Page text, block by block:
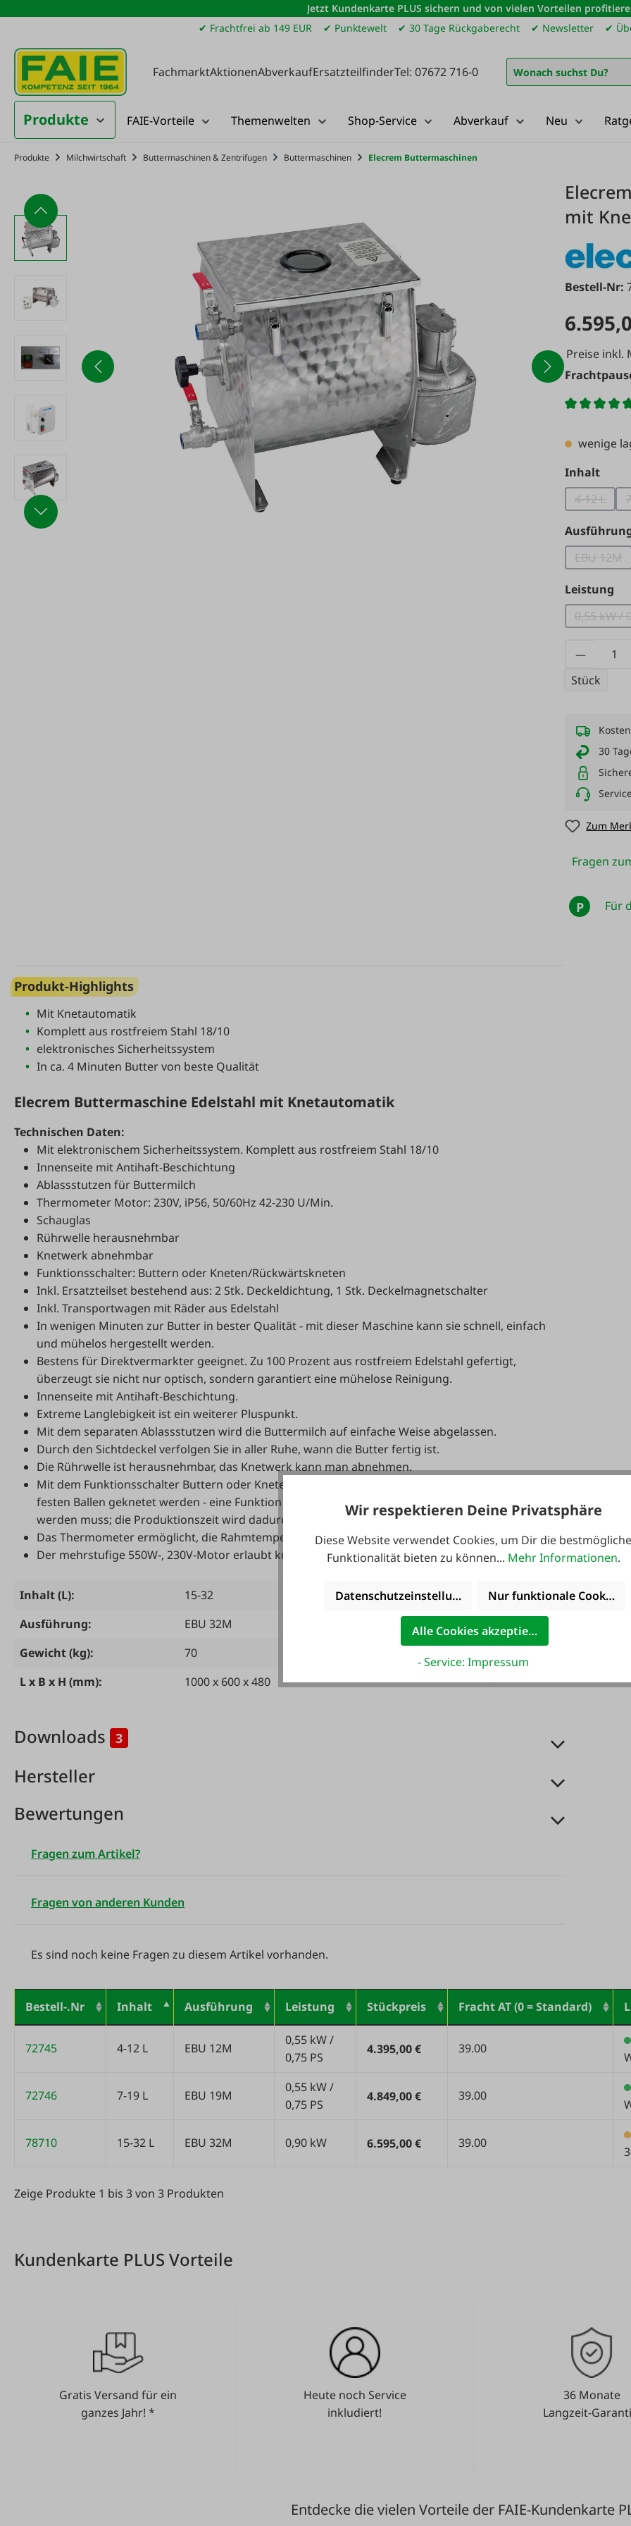
Hauptinhalt springen
Zur Suche springen
Zur Hauptnavigation springen
Jetzt Kundenkarte PLUS sichern und von vielen Vorteilen
✔ Frachtfrei ab 149 EUR
✔ Punktewelt ✔ 30 Tage Rückgaberecht ✔ Newsletter ✔
FachmarktAktionenAbverkaufErsatzteilfinderTel: 07672 716-0
Produkte FAIE-Vorteile Themenwelten Shop-Service Abverkauf Neu
Produkte Milchwirtschaft Buttermaschinen & Zentrifugen Buttermaschinen Elecrem Buttermaschinen
mit
Bestell-Nr:
Preise inkl.
wenige
Inhalt
4-12 L(Diese
EBU 12M
Leistung
0,55 kW /
Stück
30
Zum
Fragen
P Für
Produkt-Highlights
Mit Knetautomatik
Komplett aus rostfreiem Stahl 18/10
elektronisches Sicherheitssystem
In ca. 4 Minuten Butter von beste Qualität
Elecrem Buttermaschine Edelstahl mit Knetautomatik
Technischen Daten:
Mit elektronischem Sicherheitssystem. Komplett aus rostfreiem Stahl 18/10
Innenseite mit Antihaft-Beschichtung
Ablassstutzen für Buttermilch
Thermometer Motor: 230V, iP56, 50/60Hz 42-230 U/Min.
Schauglas
Rührwelle herausnehmbar
Knetwerk abnehmbar
Funktionsschalter: Buttern oder Kneten/Rückwärtskneten
Inkl. Ersatzteilset bestehend aus: 2 Stk. Deckeldichtung, 1 Stk. Deckelmagnetschalter
Inkl. Transportwagen mit Räder aus Edelstahl
In wenigen Minuten zur Butter in bester Qualität - mit dieser Maschine kann sie schnell, einfach
und mühelos hergestellt werden.
Bestens für Direktvermarkter geeignet. Zu 100 Prozent aus rostfreiem Edelstahl gefertigt,
überzeugt sie nicht nur optisch, sondern garantiert eine mühelose Reinigung.
Innenseite mit Antihaft-Beschichtung.
Extreme Langlebigkeit ist ein weiterer Pluspunkt.
Mit dem separaten Ablassstutzen wird die Buttermilch auf einfache Weise abgelassen.
Durch den Sichtdeckel verfolgen Sie in aller Ruhe, wann die Butter fertig ist.
Die Rührwelle ist herausnehmbar, das Knetwerk kann man abnehmen.
Mit dem Funktionsschalter Buttern oder Kneten bzw. Rückwärtskneten kann die Masse zu einem
festen Ballen geknetet werden - eine Funktion die bei vielen anderen Modellen händisch erledigt
werden muss; die Produktionszeit wird dadurch erheblich verkürzt.
Das Thermometer ermöglicht, die Rahmtemperatur zu kontrollieren.
Der mehrstufige 550W-, 230V-Motor erlaubt kürzere Butterungszeit.
Inhalt (L):
15-32
Ausführung:
EBU 32M
Gewicht (kg):
70
L x B x H (mm):
1000 x 600 x 480
Downloads 3
Hersteller
Bewertungen
Fragen zum Artikel?
Fragen von anderen Kunden
Es sind noch keine Fragen zu diesem Artikel vorhanden.
Bestell-.Nr Inhalt Ausführung Leistung Stückpreis Fracht AT (0 = Standard)
72745 4-12 L EBU 12M
0,55 kW /
0,75 PS
4.395,00 € 39.00
72746 7-19 L EBU 19M
0,55 kW /
0,75 PS
4.849,00 € 39.00
78710 15-32 L EBU 32M 0,90 kW 6.595,00 € 39.00
Zeige Produkte 1 bis 3 von 3 Produkten
Kundenkarte PLUS Vorteile
Gratis Versand für ein
ganzes Jahr! *
Heute noch Service
inkludiert!
36 Monate
Langzeit-
Entdecke die vielen Vorteile der FAIE-Kundenkarte
Wir respektieren Deine Privatsphäre
Diese Website verwendet Cookies, um Dir die bestmögliche
Funktionalität bieten zu können... Mehr Informationen.
Datenschutzeinstellungen Nur funktionale Cookies
Alle Cookies akzeptieren
- Service: Impressum